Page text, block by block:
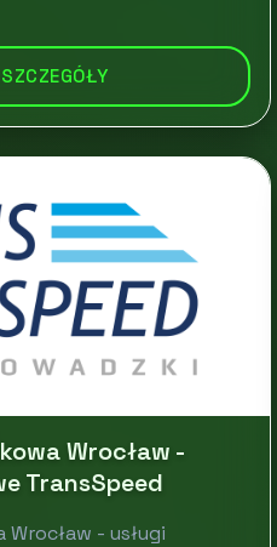
Wrocław -
TransSpeed
- usługi